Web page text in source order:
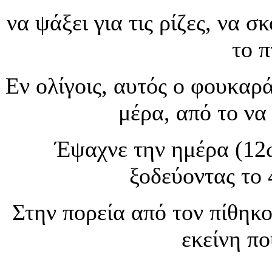
να ψάξει για τις ρίζες, να
το
Εν ολίγοις, αυτός ο
μέρα, από το να
Έψαχνε την ημέρα
ξοδεύοντας
Στην πορεία από τον
εκείνη